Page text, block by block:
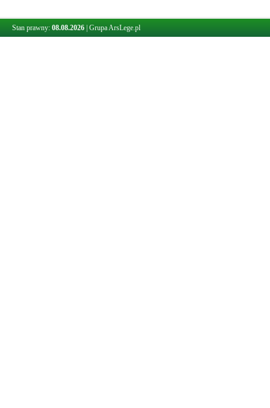
Stan prawny: 08.08.2026 Grupa ArsLege.pl